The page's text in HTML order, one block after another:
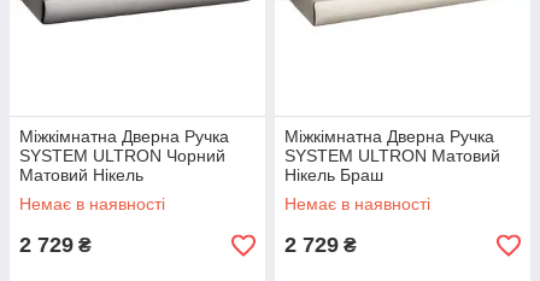
Міжкімнатна Дверна Ручка
SYSTEM ULTRON Чорний
Матовий Нікель
Немає в наявності
2 729 ₴
Міжкімнатна Дверна Ручка
SYSTEM ULTRON Матовий
Нікель Браш
Немає в наявності
2 729 ₴